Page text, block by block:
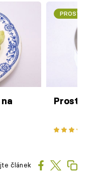
PROSTŘENO!
Prostřeno:
článek